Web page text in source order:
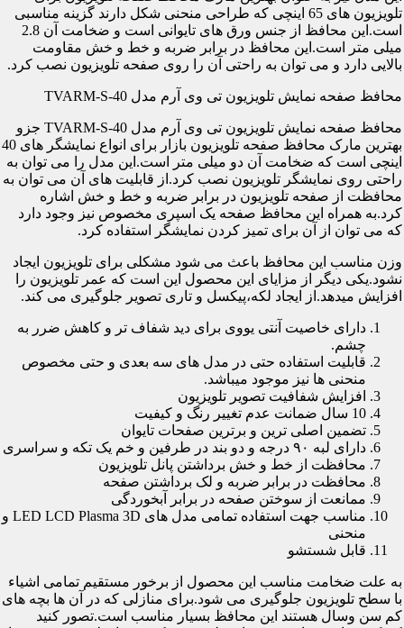
تلویزیون های 65 اینچی که طراحی منحنی شکل دارند گزینه مناسبی
است.این محافظ از جنس ورق های تایوانی است و ضخامت آن 2.8
میلی متر است.این محافظ در برابر ضربه و خط و خش مقاومت
بالایی دارد و می توان به راحتی آن را روی صفحه تلویزیون نصب کرد.
محافظ صفحه نمایش تلویزیون تی وی آرم مدل TVARM-S-40
محافظ صفحه نمایش تلویزیون تی وی آرم مدل TVARM-S-40 جزو
بهترین مارک محافظ صفحه تلویزیون بازار برای انواع نمایشگر های 40
اینچی است که ضخامت آن دو میلی متر است.این مدل را می توان به
راحتی روی نمایشگر تلویزیون نصب کرد.از قابلیت های آن می توان به
محافظت از صفحه تلویزیون در برابر ضربه و خط و خش اشاره
کرد.به همراه این محافظ صفحه یک اسپری مخصوص نیز وجود دارد
که می توان از آن برای تمیز کردن نمایشگر استفاده کرد.
وزن مناسب این محافظ باعث می شود مشکلی برای تلویزیون ایجاد
نشود.یکی دیگر از مزایای این محصول این است که عمر تلویزیون را
افزایش میدهد.از ایجاد لکه،پیکسل و تاری تصویر جلوگیری می کند.
دارای خاصیت آنتی یووی برای دید شفاف تر و کاهش ضرر به
چشم.
قابلیت استفاده حتی در مدل های سه بعدی و حتی مخصوص
منحنی ها نیز موجود میباشد.
افزایش شفافیت تصویر تلویزیون
10 سال ضمانت عدم تغییر رنگ و کیفیت
تضمین اصلی ترین و برترین صفحات تایوان
دارای لبه ۹۰ درجه و دو بند در طرفین و خم یک تکه و سراسری
محافظت از خط و خش برداشتن پانل تلویزیون
محافظت در برابر ضربه و لک برداشتن صفحه
ممانعت از سوختن صفحه در برابر آبخوردگی
مناسب جهت استفاده تمامی مدل های LED LCD Plasma 3D و
منحنی
قابل شستشو
به علت ضخامت مناسب این محصول از برخور مستقیم تمامی اشیاء
با سطح تلویزیون جلوگیری می شود.برای منازلی که در آن ها بچه های
کم سن وسال هستند این محافظ بسیار مناسب است.تصور کنید